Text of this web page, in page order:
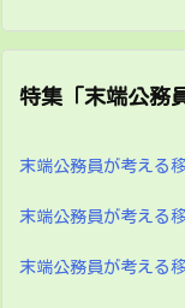
特集「末端公務
末端公務員が考える
末端公務員が考える
末端公務員が考える